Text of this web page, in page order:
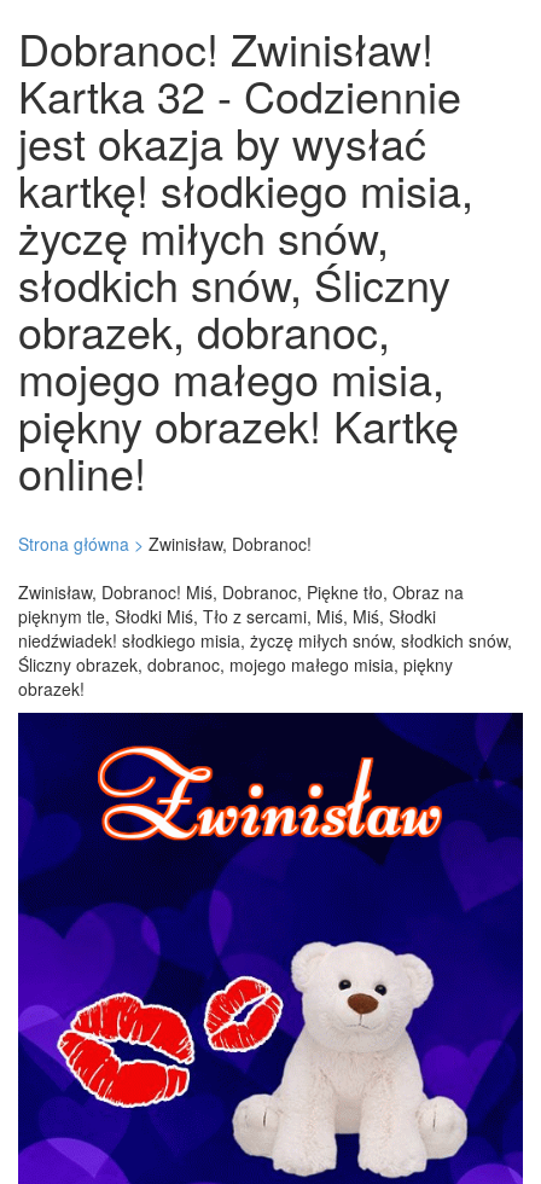
Dobranoc! Zwinisław!
Kartka 32 - Codziennie
jest okazja by wysłać
kartkę! słodkiego misia,
życzę miłych snów,
słodkich snów, Śliczny
obrazek, dobranoc,
mojego małego misia,
piękny obrazek! Kartkę
online!
Strona główna > Zwinisław, Dobranoc!
Zwinisław, Dobranoc! Miś, Dobranoc, Piękne tło, Obraz na
pięknym tle, Słodki Miś, Tło z sercami, Miś, Miś, Słodki
niedźwiadek! słodkiego misia, życzę miłych snów, słodkich snów,
Śliczny obrazek, dobranoc, mojego małego misia, piękny
obrazek!